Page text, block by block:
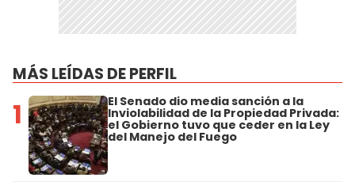
MÁS LEÍDAS DE PERFIL
1 El Senado dio media sanción a la
Inviolabilidad de la Propiedad Privada:
el Gobierno tuvo que ceder en la Ley
del Manejo del Fuego